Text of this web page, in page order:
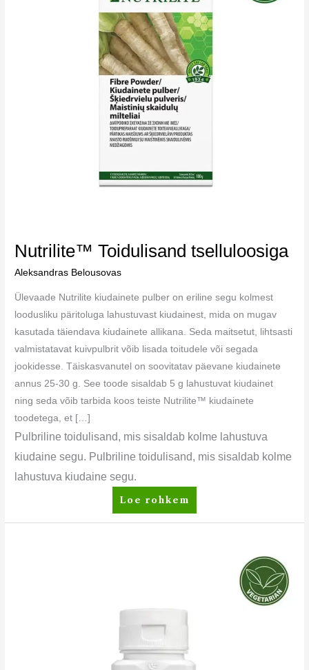
Nutrilite™ Toidulisand tselluloosiga
Aleksandras Belousovas
Ülevaade Nutrilite kiudainete pulber on eriline segu kolmest
loodusliku päritoluga lahustuvast kiudainest, mida on mugav
kasutada täiendava kiudainete allikana. Seda maitsetut, lihtsasti
valmistatavat kuivpulbrit võib lisada toitudele või segada
jookidesse. Täiskasvanutel on soovitatav päevane kiudainete
annus 25-30 g. See toode sisaldab 5 g lahustuvat kiudainet
ning seda võib tarbida koos teiste Nutrilite™ kiudainete
toodetega, et […]
Pulbriline toidulisand, mis sisaldab kolme lahustuva
kiudaine segu. Pulbriline toidulisand, mis sisaldab kolme
lahustuva kiudaine segu.
Loe rohkem